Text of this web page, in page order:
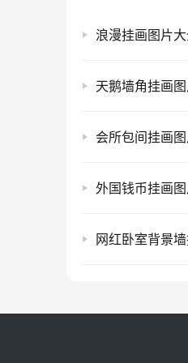
浪漫挂画图片
天鹅墙角挂画
会所包间挂画
外国钱币挂画
网红卧室背景